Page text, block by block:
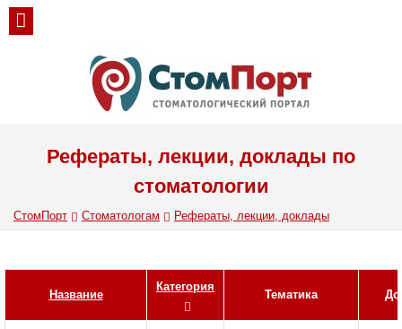
Рефераты, лекции, доклады по
стоматологии
СтомПорт Стоматологам Рефераты, лекции, доклады
Название
Категория
Тематика